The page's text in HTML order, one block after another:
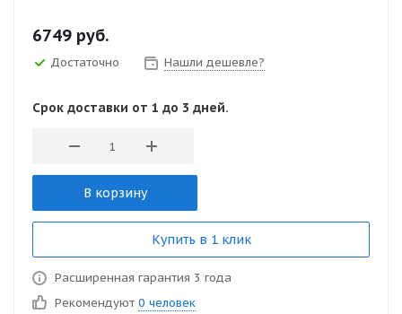
6749 руб.
Достаточно Нашли дешевле?
Срок доставки от 1 до 3 дней.
В корзину
Купить в 1 клик
Расширенная гарантия 3 года
Рекомендуют 0 человек